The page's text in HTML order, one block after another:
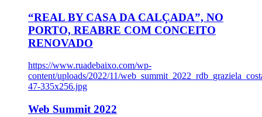
“REAL BY CASA DA CALÇADA”, NO
PORTO, REABRE COM CONCEITO
RENOVADO
https://www.ruadebaixo.com/wp-
content/uploads/2022/11/
47-335x256.jpg
Web Summit 2022